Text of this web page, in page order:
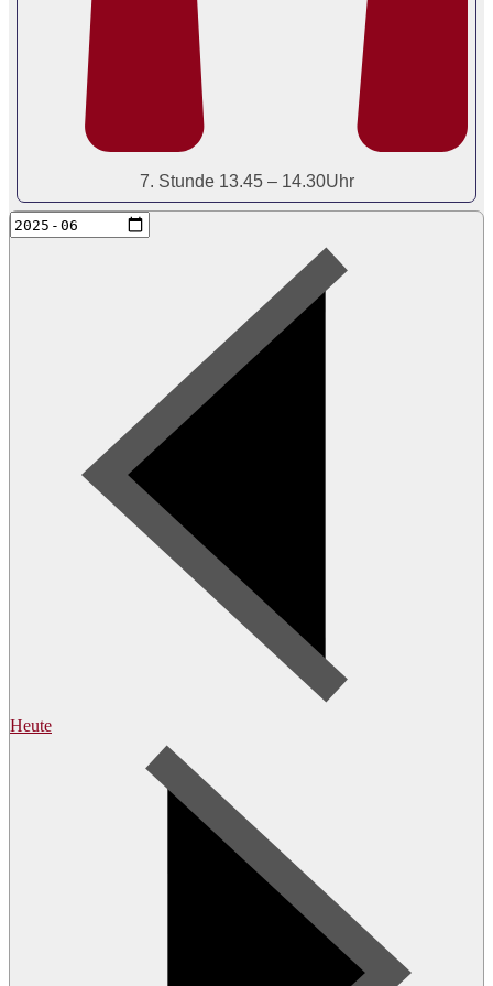
7. Stunde 13.45 – 14.30Uhr
Heute